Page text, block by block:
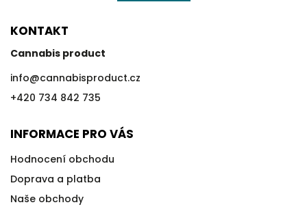
KONTAKT
Cannabis product
info@cannabisproduct.cz
+420 734 842 735
INFORMACE PRO VÁS
Hodnocení obchodu
Doprava a platba
Naše obchody